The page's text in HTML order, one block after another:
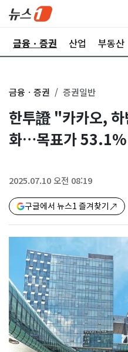
금융ㆍ증권 산업 부동산
금융ㆍ증권 증권일반
한투證 "카카오, 하
화…목표가
2025.07.10 오전 08:19
구글에서 뉴스1 즐겨찾기